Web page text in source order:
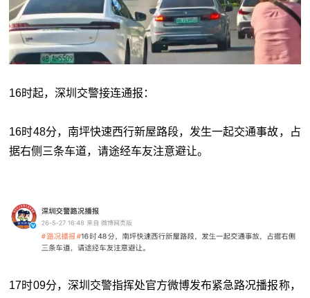
16时起，深圳交警接连通报：
16时48分，南坪快速西行新屋路段，发生一起交通事故，占
据右侧三条车道，请途经车友注意避让。
17时09分，深圳交警指挥处官方微博发布紧急路况播报称，